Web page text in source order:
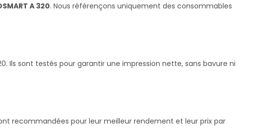
A 320. Nous référençons uniquement des consommables
Ils sont testés pour garantir une impression nette, sans bavure ni
recommandées pour leur meilleur rendement et leur prix par